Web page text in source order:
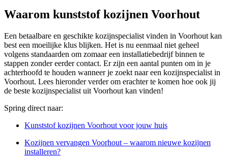
Waarom kunststof kozijnen Voorhout
Een betaalbare en geschikte kozijnspecialist vinden in Voorhout kan
best een moeilijke klus blijken. Het is nu eenmaal niet geheel
volgens standaarden om zomaar een installatiebedrijf binnen te
stappen zonder eerder contact. Er zijn een aantal punten om in je
achterhoofd te houden wanneer je zoekt naar een kozijnspecialist in
Voorhout. Lees hieronder verder om erachter te komen hoe ook jij
de beste kozijnspecialist uit Voorhout kan vinden!
Spring direct naar:
Kunststof kozijnen Voorhout voor jouw huis
Kozijnen vervangen Voorhout – waarom nieuwe kozijnen
installeren?